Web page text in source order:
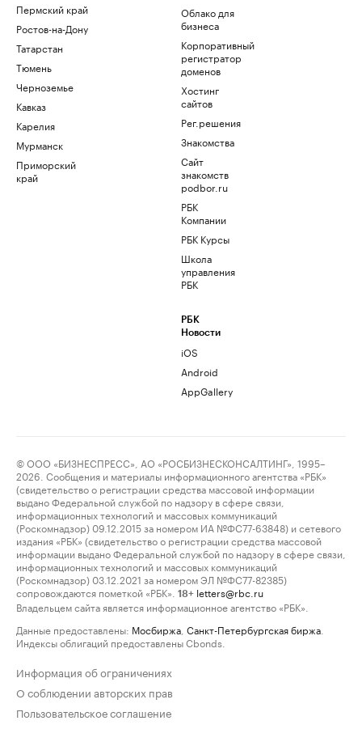
Пермский край
Ростов-на-Дону
Татарстан
Тюмень
Черноземье
Кавказ
Карелия
Мурманск
Приморский
край
Облако для
бизнеса
Корпоративный
регистратор
доменов
Хостинг
сайтов
Рег.решения
Знакомства
Сайт
знакомств
podbor.ru
РБК
Компании
РБК Курсы
Школа
управления
РБК
РБК
Новости
iOS
Android
AppGallery
© ООО «БИЗНЕСПРЕСС», АО «РОСБИЗНЕСКОНСАЛТИНГ», 1995–
2026. Сообщения и материалы информационного агентства «РБК»
(свидетельство о регистрации средства массовой информации
выдано Федеральной службой по надзору в сфере связи,
информационных технологий и массовых коммуникаций
(Роскомнадзор) 09.12.2015 за номером ИА №ФС77-63848) и сетевого
издания «РБК» (свидетельство о регистрации средства массовой
информации выдано Федеральной службой по надзору в сфере связи,
информационных технологий и массовых коммуникаций
(Роскомнадзор) 03.12.2021 за номером ЭЛ №ФС77-82385)
сопровождаются пометкой «РБК».
18+ letters@rbc.ru
Владельцем сайта является информационное агентство «РБК».
Данные предоставлены: Мосбиржа Санкт-Петербургская биржа
Индексы облигаций предоставлены Cbonds.
Информация об ограничениях
О соблюдении авторских прав
Пользовательское соглашение